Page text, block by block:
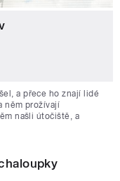
a přece ho znají lidé
něm prožívají
našli útočiště, a